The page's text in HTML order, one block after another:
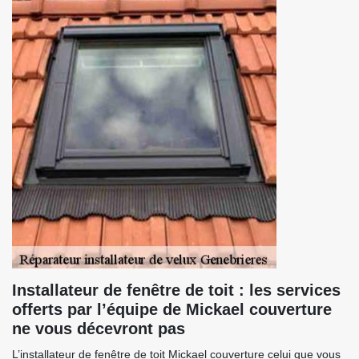
Installateur de fenêtre de toit : les services
offerts par l’équipe de Mickael couverture
ne vous décevront pas
L’installateur de fenêtre de toit Mickael couverture celui que vous